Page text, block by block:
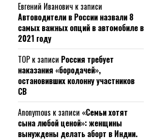
Евгений Иванович к записи
Автоводители в России назвали 8
самых важных опций в автомобиле в
2021 году
ТОР к записи Россия требует
наказания «бородачей»,
остановивших колонну участников
СВ
Anonymous к записи «Семьи хотят
сына любой ценой»: женщины
вынуждены делать аборт в Индии.